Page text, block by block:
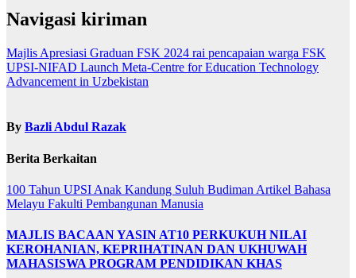
Navigasi kiriman
Majlis Apresiasi Graduan FSK 2024 rai pencapaian warga FSK
UPSI-NIFAD Launch Meta-Centre for Education Technology
Advancement in Uzbekistan
By Bazli Abdul Razak
Berita Berkaitan
100 Tahun UPSI Anak Kandung Suluh Budiman Artikel Bahasa
Melayu Fakulti Pembangunan Manusia
MAJLIS BACAAN YASIN AT10 PERKUKUH NILAI
KEROHANIAN, KEPRIHATINAN DAN UKHUWAH
MAHASISWA PROGRAM PENDIDIKAN KHAS